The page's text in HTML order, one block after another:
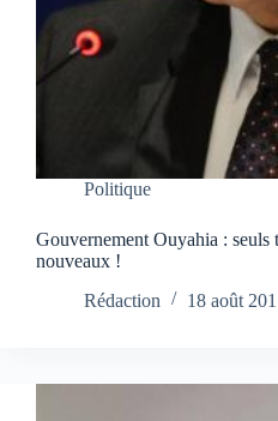
Politique
Gouvernement Ouyahia : seuls
nouveaux !
Rédaction
18 août